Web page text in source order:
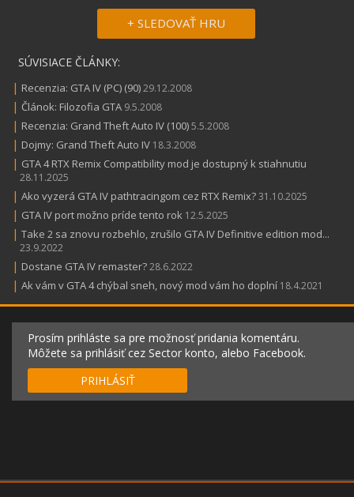
+ SLEDOVAŤ HRU
SÚVISIACE ČLÁNKY:
| Recenzia: GTA IV (PC) (90)29.12.2008
| Článok: Filozofia GTA 9.5.2008
| Recenzia: Grand Theft Auto IV (100)5.5.2008
| Dojmy: Grand Theft Auto IV 18.3.2008
| GTA 4 RTX Remix Compatibility mod je dostupný k stiahnutiu
28.11.2025
| Ako vyzerá GTA IV pathtracingom cez RTX Remix?31.10.2025
| GTA IV port možno príde tento rok 12.5.2025
| Take 2 sa znovu rozbehlo, zrušilo GTA IV Definitive edition mod...
23.9.2022
| Dostane GTA IV remaster?28.6.2022
| Ak vám v GTA 4 chýbal sneh, nový mod vám ho doplní 18.4.2021
Prosím prihláste sa pre možnosť pridania komentáru.
Môžete sa prihlásiť cez Sector konto, alebo Facebook.
PRIHLÁSIŤ